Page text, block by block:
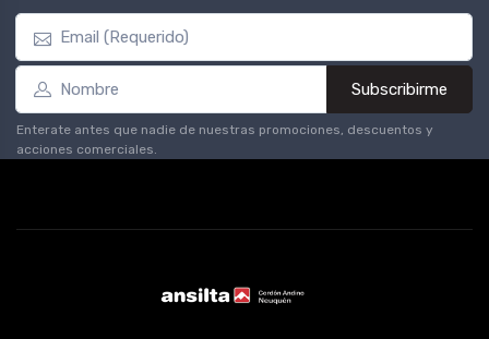
Subscribirme
Enterate antes que nadie de nuestras promociones, descuentos y
acciones comerciales.